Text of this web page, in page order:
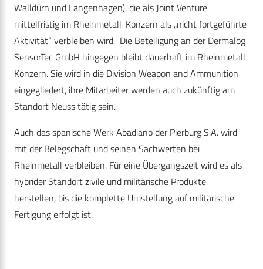
Walldürn und Langenhagen), die als Joint Venture
mittelfristig im Rheinmetall-Konzern als „nicht fortgeführte
Aktivität“ verbleiben wird. Die Beteiligung an der Dermalog
SensorTec GmbH hingegen bleibt dauerhaft im Rheinmetall
Konzern. Sie wird in die Division Weapon and Ammunition
eingegliedert, ihre Mitarbeiter werden auch zukünftig am
Standort Neuss tätig sein.
Auch das spanische Werk Abadiano der Pierburg S.A. wird
mit der Belegschaft und seinen Sachwerten bei
Rheinmetall verbleiben. Für eine Übergangszeit wird es als
hybrider Standort zivile und militärische Produkte
herstellen, bis die komplette Umstellung auf militärische
Fertigung erfolgt ist.